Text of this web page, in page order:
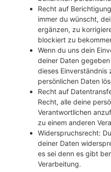
Recht auf
immer du wünscht,
ergänzen, zu
blockiert zu
Wenn du uns dein
deiner Daten
dieses
persönlichen Daten
Recht auf
Recht, alle deine
Verantwortlichen
zu einem anderen
Widerspruchsrecht:
deiner Daten
es sei denn es gibt
Verarbeitung.